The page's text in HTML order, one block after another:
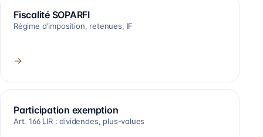
Fiscalité SOPARFI
Régime d'imposition, retenues, IF
→
Participation exemption
Art. 166 LIR : dividendes, plus-values